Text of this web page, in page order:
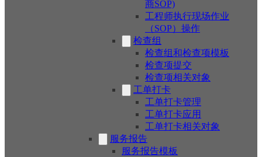
商SOP)
工程师执行现场作业
（SOP）操作
检查组
检查组和检查项模板
检查项提交
检查项相关对象
工单打卡
工单打卡管理
工单打卡应用
工单打卡相关对象
服务报告
服务报告模板